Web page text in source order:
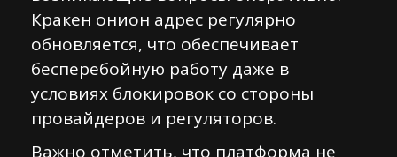
Кракен онион адрес регулярно
обновляется, что обеспечивает
бесперебойную работу даже в
условиях блокировок со стороны
провайдеров и регуляторов.
Важно отметить, что платформа не